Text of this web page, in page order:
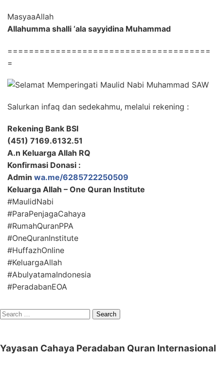
MasyaaAllah
Allahumma shalli ‘ala sayyidina Muhammad
======================================
=
Salurkan infaq dan sedekahmu, melalui rekening :
Rekening Bank BSI
(451) 7169.6132.51
A.n Keluarga Allah RQ
Konfirmasi Donasi :
Admin wa.me/6285722250509
Keluarga Allah – One Quran Institute
#MaulidNabi
#ParaPenjagaCahaya
#RumahQuranPPA
#OneQuranInstitute
#HuffazhOnline
#KeluargaAllah
#AbulyatamaIndonesia
#PeradabanEOA
Search
Yayasan Cahaya Peradaban Quran Internasional